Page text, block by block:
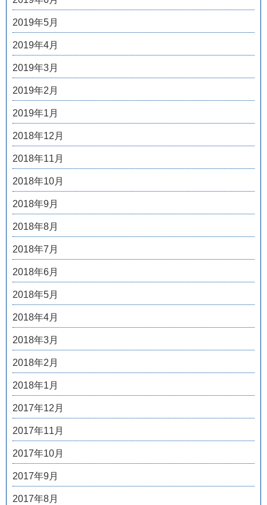
2019年5月
2019年4月
2019年3月
2019年2月
2019年1月
2018年12月
2018年11月
2018年10月
2018年9月
2018年8月
2018年7月
2018年6月
2018年5月
2018年4月
2018年3月
2018年2月
2018年1月
2017年12月
2017年11月
2017年10月
2017年9月
2017年8月